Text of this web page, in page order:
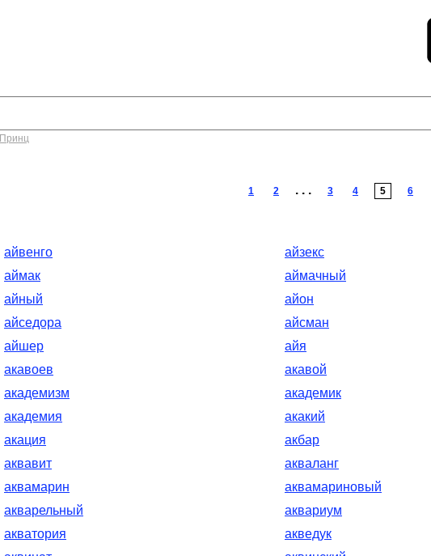
Принц
1 2 . . . 3 4 5 6
айвенго
айзекс
аймак
аймачный
айный
айон
айседора
айсман
айшер
айя
акавоев
акавой
академизм
академик
академия
акакий
акация
акбар
аквавит
акваланг
аквамарин
аквамариновый
акварельный
аквариум
акватория
акведук